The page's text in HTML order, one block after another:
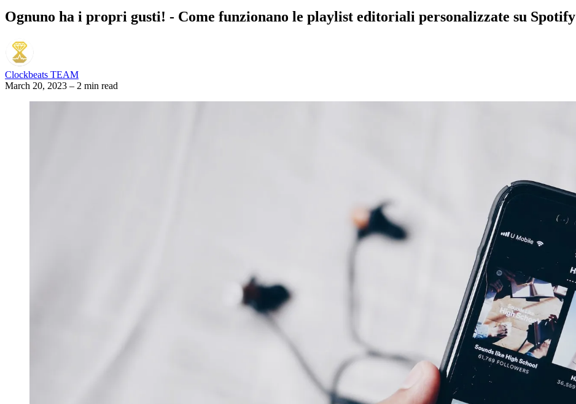
Ognuno ha i propri gusti! - Come funzionano le playlist editoriali personalizzate su Spotify
Clockbeats TEAM
March 20, 2023 – 2 min read